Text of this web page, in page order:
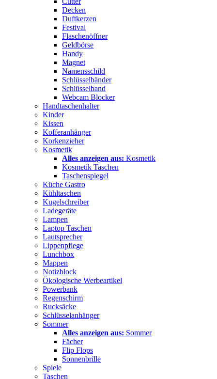
Decken
Duftkerzen
Festival
Flaschenöffner
Geldbörse
Handy
Magnet
Namensschild
Schlüsselbänder
Schlüsselband
Webcam Blocker
Handtaschenhalter
Kinder
Kissen
Kofferanhänger
Korkenzieher
Kosmetik
Alles anzeigen aus: Kosmetik
Kosmetik Taschen
Taschenspiegel
Küche Gastro
Kühltaschen
Kugelschreiber
Ladegeräte
Lampen
Laptop Taschen
Lautsprecher
Lippenpflege
Lunchbox
Mappen
Notizblock
Ökologische Werbeartikel
Powerbank
Regenschirm
Rucksäcke
Schlüsselanhänger
Sommer
Alles anzeigen aus: Sommer
Fächer
Flip Flops
Sonnenbrille
Spiele
Taschen